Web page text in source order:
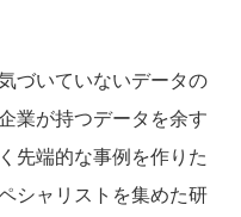
づいていないデータの
業が持つデータを余す
先端的な事例を作りた
シャリストを集めた研